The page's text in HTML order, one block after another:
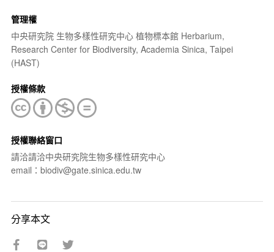
管理權
中央研究院 生物多樣性研究中心 植物標本館 Herbarium,
Research Center for Biodiversity, Academia Sinica, Taipei
(HAST)
授權條款
授權聯絡窗口
請洽請洽中央研究院生物多樣性研究中心
email：biodiv@gate.sinica.edu.tw
分享本文